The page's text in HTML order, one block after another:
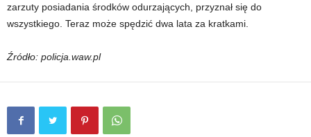
zarzuty posiadania środków odurzających, przyznał się do
wszystkiego. Teraz może spędzić dwa lata za kratkami.
Źródło: policja.waw.pl